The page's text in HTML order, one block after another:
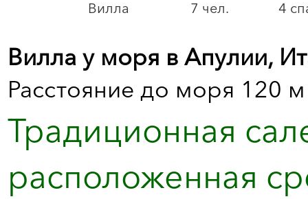
Вилла 7 чел. 4
Вилла у моря в Апулии,
Расстояние до моря 120 м
Традиционная
расположенная